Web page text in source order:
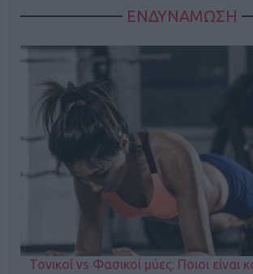
ΕΝΔΥΝΑΜΩΣΗ
Τονικοί vs Φασικοί μύες: Ποιοι είναι